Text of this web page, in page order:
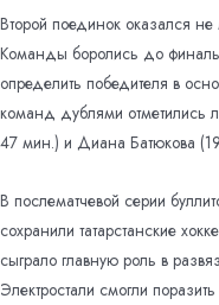
Второй поединок оказался
Команды боролись до
определить победителя в
команд дублями
47 мин.) и Диана Батюкова
В послематчевой серии
сохранили татарстанские
сыграло главную роль в
Электростали смогли